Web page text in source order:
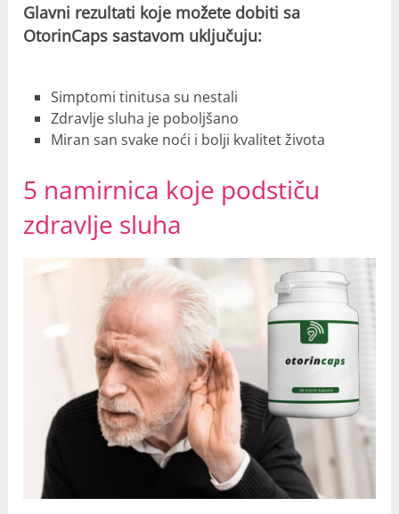
Glavni rezultati koje možete dobiti sa
OtorinCaps sastavom uključuju:
Simptomi tinitusa su nestali
Zdravlje sluha je poboljšano
Miran san svake noći i bolji kvalitet života
5 namirnica koje podstiču
zdravlje sluha